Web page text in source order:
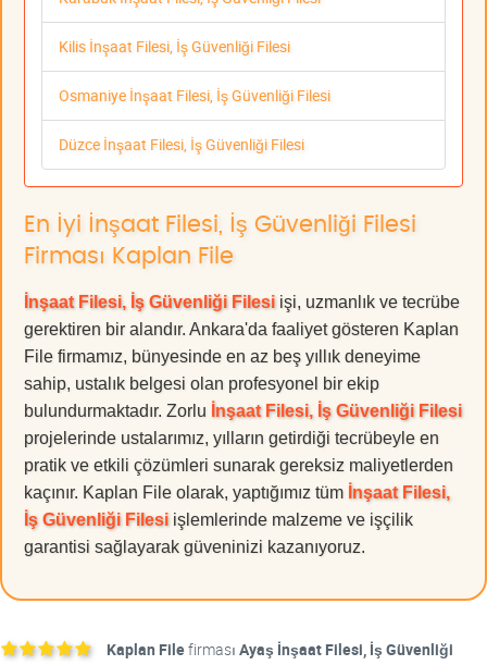
Kilis İnşaat Filesi, İş Güvenliği Filesi
Osmaniye İnşaat Filesi, İş Güvenliği Filesi
Düzce İnşaat Filesi, İş Güvenliği Filesi
En İyi İnşaat Filesi, İş Güvenliği Filesi
Firması Kaplan File
İnşaat Filesi, İş Güvenliği Filesi işi, uzmanlık ve tecrübe
gerektiren bir alandır. Ankara'da faaliyet gösteren Kaplan
File firmamız, bünyesinde en az beş yıllık deneyime
sahip, ustalık belgesi olan profesyonel bir ekip
bulundurmaktadır. Zorlu İnşaat Filesi, İş Güvenliği Filesi
projelerinde ustalarımız, yılların getirdiği tecrübeyle en
pratik ve etkili çözümleri sunarak gereksiz maliyetlerden
kaçınır. Kaplan File olarak, yaptığımız tüm İnşaat Filesi,
İş Güvenliği Filesi işlemlerinde malzeme ve işçilik
garantisi sağlayarak güveninizi kazanıyoruz.
Kaplan Filefirması Ayaş İnşaat Filesi, İş Güvenliği